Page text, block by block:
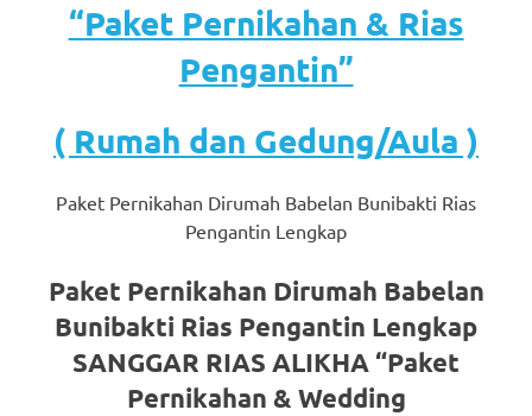
https://www.watchesf.com.
learn
https://www.watchesb.com
“Paket Pernikahan & Rias
Pengantin”
( Rumah dan Gedung/Aula )
Paket Pernikahan Dirumah Babelan Bunibakti Rias
Pengantin Lengkap
Paket Pernikahan Dirumah Babelan
Bunibakti Rias Pengantin Lengkap
SANGGAR RIAS ALIKHA “Paket
Pernikahan & Wedding